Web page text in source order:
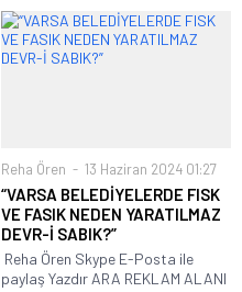
Reha Ören 13 Haziran 2024 01:27
“VARSA BELEDİYELERDE FISK
VE FASIK NEDEN YARATILMAZ
DEVR-İ SABIK?”
Reha Ören Skype E-Posta ile
paylaş Yazdır ARA REKLAM ALANI